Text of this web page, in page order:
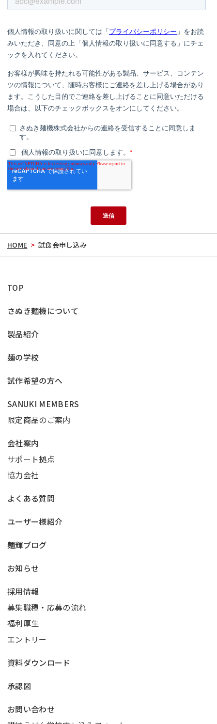
HOME > 試食会申し込み
TOP
さぬき麺機について
製品紹介
麺の学校
試作希望の方へ
SANUKI MEMBERS
限定商品のご案内
会社案内
サポート拠点
協力会社
よくある質問
ユーザー様紹介
麺輝ブログ
お知らせ
採用情報
募集職種・応募の流れ
福利厚生
エントリー
資料ダウンロード
承認図
お問い合わせ